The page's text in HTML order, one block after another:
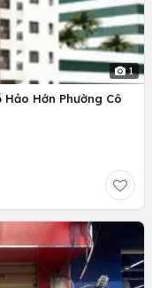
1
Hớn Phường Cô